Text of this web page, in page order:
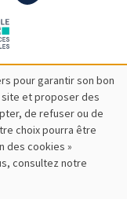
pour garantir son bon
et proposer des
de refuser ou de
choix pourra être
des cookies »
consultez notre